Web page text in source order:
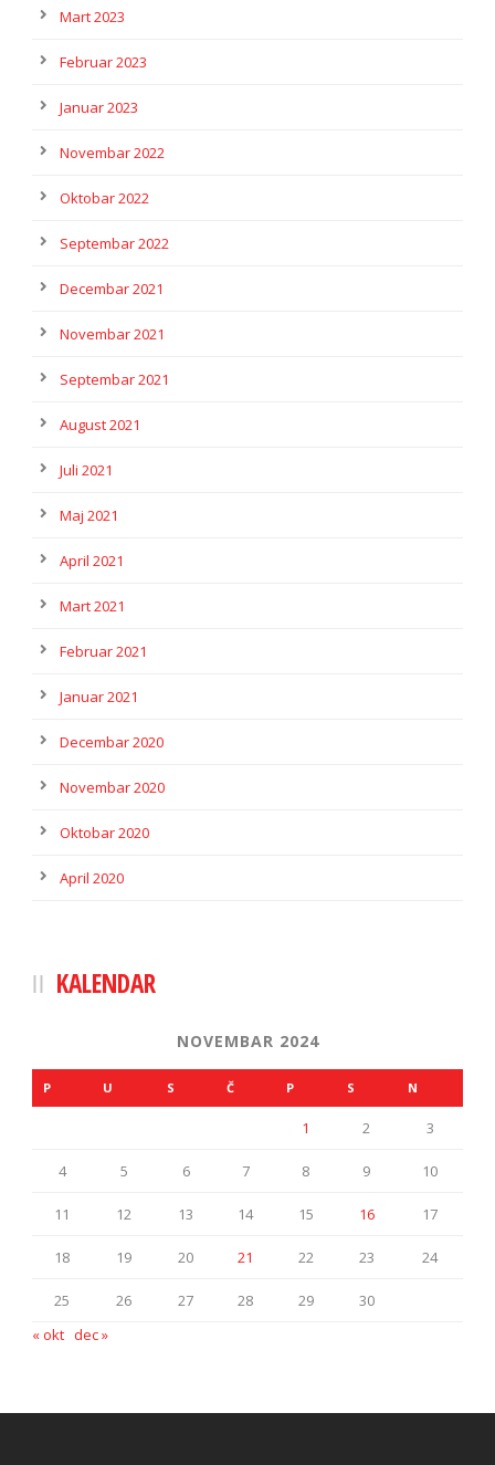
Mart 2023
Februar 2023
Januar 2023
Novembar 2022
Oktobar 2022
Septembar 2022
Decembar 2021
Novembar 2021
Septembar 2021
August 2021
Juli 2021
Maj 2021
April 2021
Mart 2021
Februar 2021
Januar 2021
Decembar 2020
Novembar 2020
Oktobar 2020
April 2020
KALENDAR
NOVEMBAR 2024
P U S Č P S N
1 2 3
4 5 6 7 8 9 10
11 12 13 14 15 16 17
18 19 20 21 22 23 24
25 26 27 28 29
30
« okt dec »